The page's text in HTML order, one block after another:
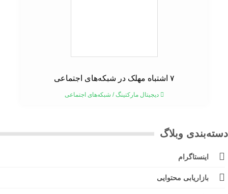
دیجیتال مارکتینگ/شبکه‌های اجتماعی
وبلاگ
اینستاگرام
بازاریابی محتوایی